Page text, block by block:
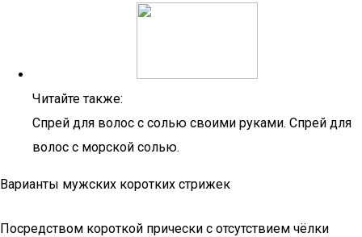
Читайте также:
Спрей для волос с солью своими руками. Спрей для
волос с морской солью.
Варианты мужских коротких стрижек
Посредством короткой прически с отсутствием чёлки